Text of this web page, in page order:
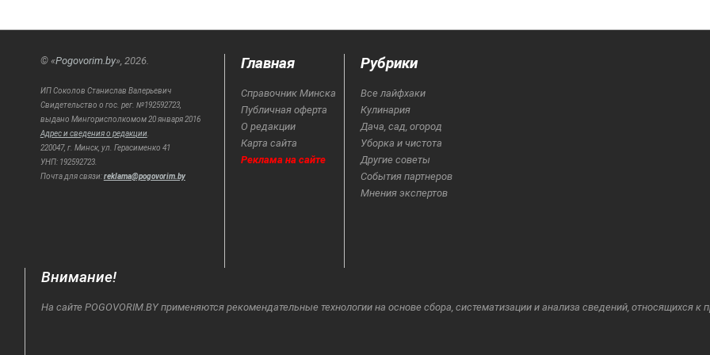
© «Pogovorim.by», 2026.
ИП Соколов Станислав Валерьевич
Свидетельство о гос. рег. №192592723,
выдано Мингорисполкомом 20 января 2016
Адрес и сведения о редакции.
220047, г. Минск, ул. Герасименко 41
УНП: 192592723.
Почта для связи:reklama@pogovorim.by
Главная
Справочник Минска
Публичная оферта
О редакции
Карта сайта
Реклама на сайте
Рубрики
Все лайфхаки
Кулинария
Дача, сад, огород
Уборка и чистота
Другие советы
События партнеров
Мнения экспертов
Внимание!
На сайте POGOVORIM.BY применяются рекомендательные технологии на основе сбора, систематизации и анализа сведений, относящихся к